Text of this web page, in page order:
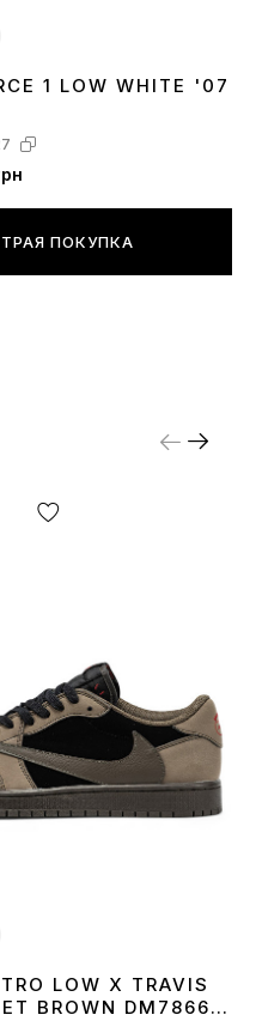
4243 444546
1 LOW WHITE '07
ПОКУПКА
LOW X TRAVIS
BROWN DM7866-